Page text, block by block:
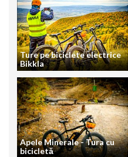
Ture pe biciclete electrice
Bikkla
Apele Minerale - Tura cu
bicicletă